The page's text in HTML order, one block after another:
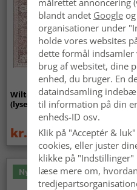
Wilton-tæppe - Gombalia
(lyserød)
kr.339 kr.449
Nyhed
blandt andet Googleog
organisationer under
holde vores websites
dette formål
brug af websitet, dine
enhed, du bruger. En
dataindsamling
til information på din
enheds-ID osv.
Klik på "Acceptér &
cookies, eller juster
klikke på "Indstillinger"
læse mere om, hvordan